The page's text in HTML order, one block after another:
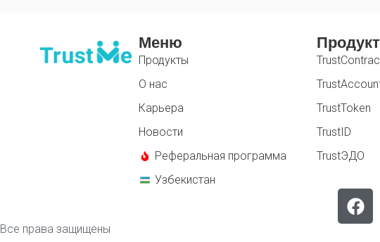
Меню
Продукты
О нас
Карьера
Новости
Реферальная программа
Узбекистан
TrustToken
TrustID
TrustЭДО
Все права защищены